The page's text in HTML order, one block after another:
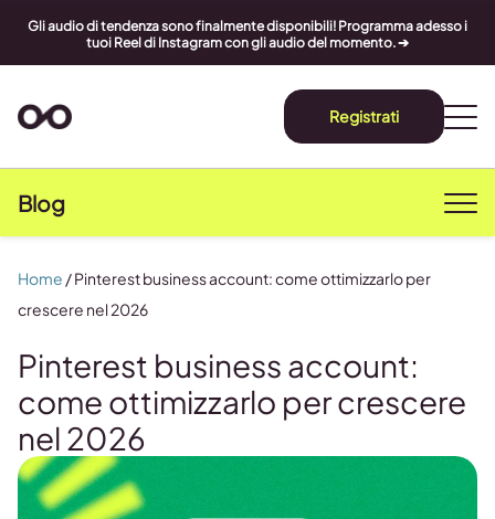
Gli audio di tendenza sono finalmente disponibili! Programma adesso i
tuoi Reel di Instagram con gli audio del momento. ➔
Registrati
Blog
Pinterest business account:
come ottimizzarlo per crescere
nel 2026
Home /Pinterest business account: come ottimizzarlo per
crescere nel 2026